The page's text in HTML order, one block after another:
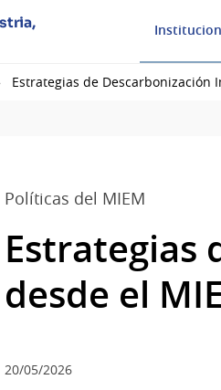
Estrategias de Descarbonización
Políticas del MIEM
Estrategias
desde el
20/05/2026